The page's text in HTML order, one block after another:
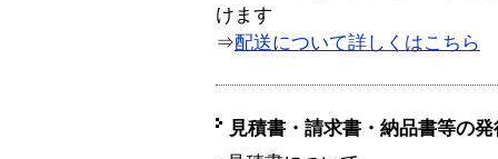
けます
⇒配送について詳しくはこちら
見積書・請求書・納品書等の